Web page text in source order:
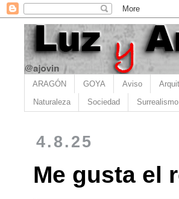
ARAGÓN GOYA Aviso
Naturaleza Sociedad Surrealismo
4.8.25
Me gusta el